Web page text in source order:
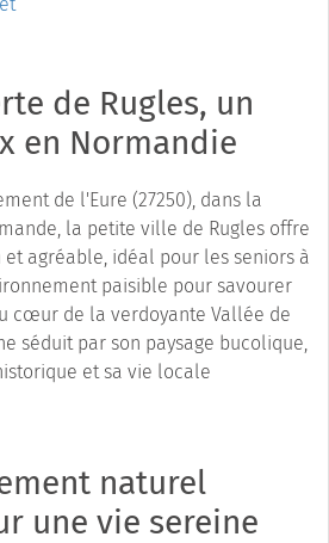
de Rugles, un
en Normandie
de l'Eure (27250), dans la
la petite ville de Rugles offre
agréable, idéal pour les seniors à
paisible pour savourer
cœur de la verdoyante Vallée de
séduit par son paysage bucolique,
et sa vie locale
naturel
une vie sereine